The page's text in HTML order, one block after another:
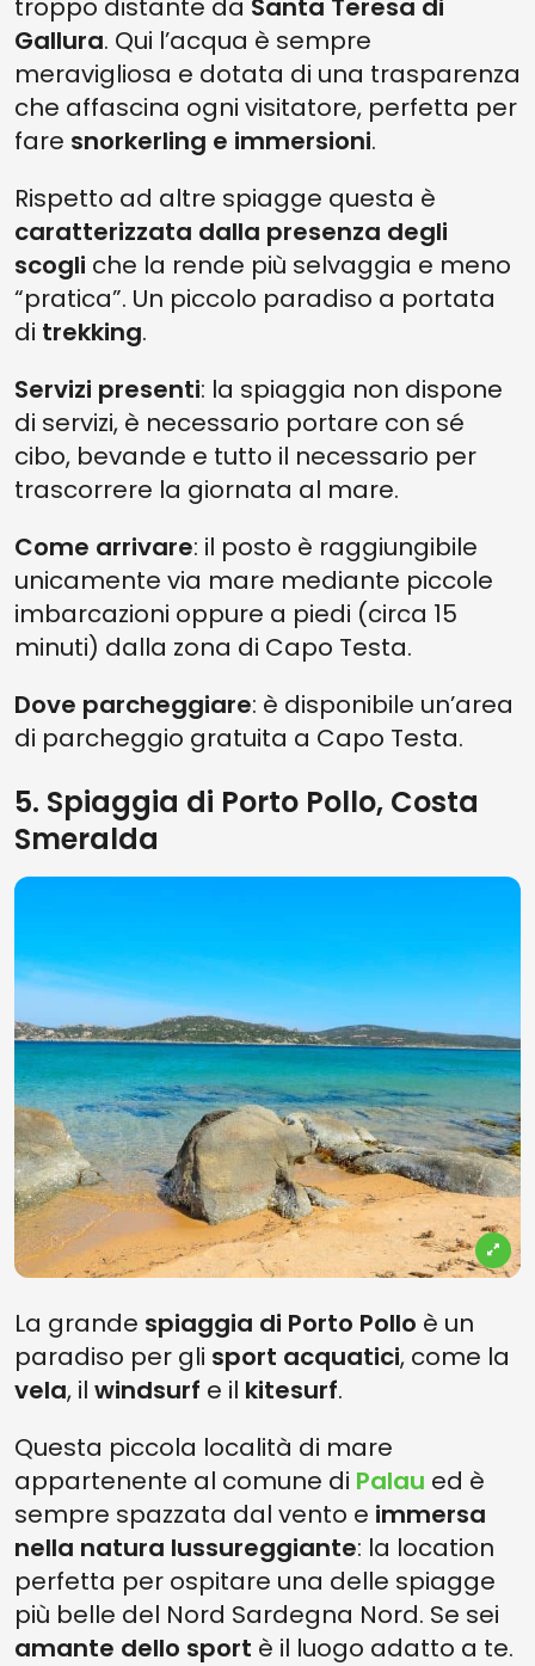
troppo distante da Santa Teresa di
Gallura. Qui l’acqua è sempre
meravigliosa e dotata di una trasparenza
che affascina ogni visitatore, perfetta per
fare snorkerling e immersioni.
Rispetto ad altre spiagge questa è
caratterizzata dalla presenza degli
scogli che la rende più selvaggia e meno
“pratica”. Un piccolo paradiso a portata
di trekking.
Servizi presenti: la spiaggia non dispone
di servizi, è necessario portare con sé
cibo, bevande e tutto il necessario per
trascorrere la giornata al mare.
Come arrivare: il posto è raggiungibile
unicamente via mare mediante piccole
imbarcazioni oppure a piedi (circa 15
minuti) dalla zona di Capo Testa.
Dove parcheggiare: è disponibile un’area
di parcheggio gratuita a Capo Testa.
5. Spiaggia di Porto Pollo, Costa
Smeralda
La grande spiaggia di Porto Pollo è un
paradiso per gli sport acquatici, come la
vela, il windsurf e il kitesurf.
Questa piccola località di mare
appartenente al comune di Palau ed è
sempre spazzata dal vento e immersa
nella natura lussureggiante: la location
perfetta per ospitare una delle spiagge
più belle del Nord Sardegna Nord. Se sei
amante dello sport è il luogo adatto a te.